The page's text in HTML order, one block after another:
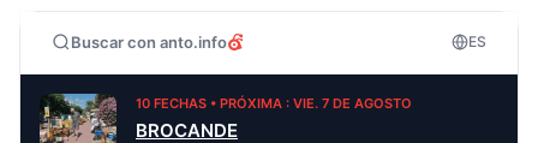
Buscar con anto.info ES
10 FECHAS • PRÓXIMA : VIE. 7 DE AGOSTO
BROCANDE